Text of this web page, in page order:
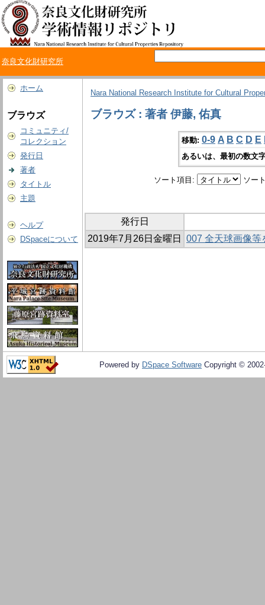
奈良文化財研究所
ホーム
ブラウズ
コミュニティ/
コレクション
発行日
著者
タイトル
主題
ヘルプ
DSpaceについて
Nara National Research Institute for Cultural
ブラウズ : 著者 伊藤, 佑真
移動: 0-9 A B C D E
あるいは、最初の数文
ソート項目: ソー
発行日
2019年7月26日金曜日
007 全天球画像等
Powered by DSpace Software Copyright ©